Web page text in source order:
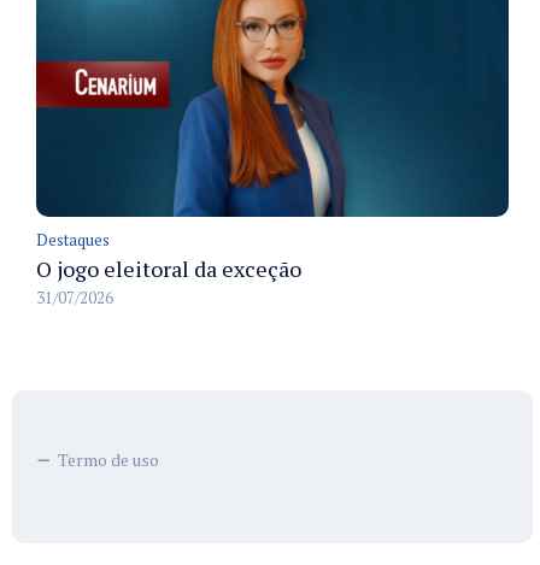
Destaques
O jogo eleitoral da exceção
31/07/2026
Termo de uso